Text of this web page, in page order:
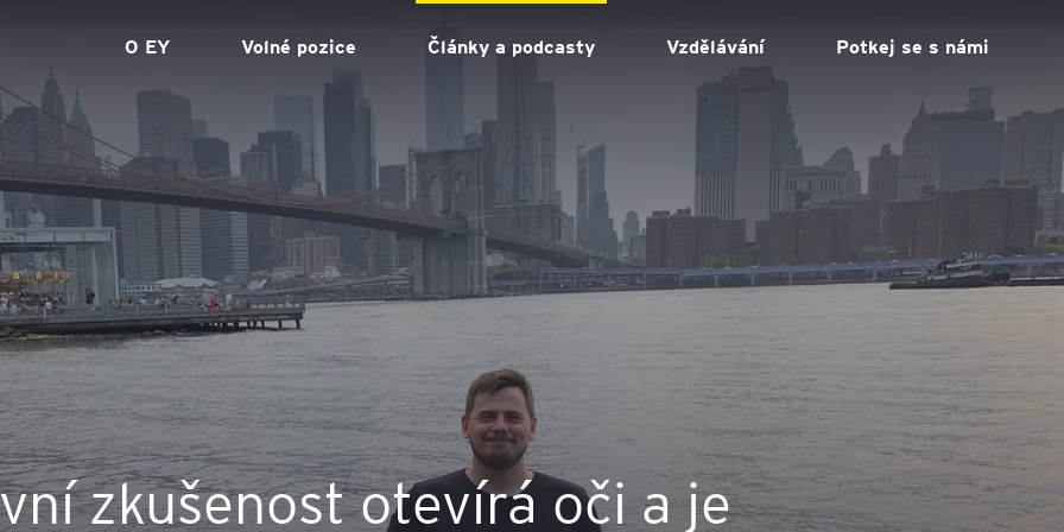
O EY Volné pozice Články a podcasty Vzdělávání Potkej se s námi
zkušenost otevírá oči a je